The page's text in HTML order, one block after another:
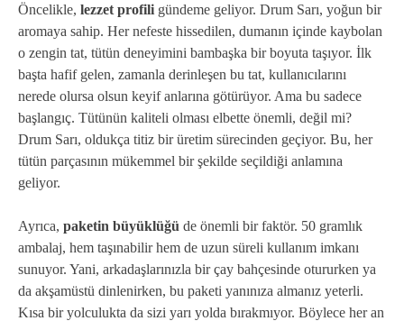
Öncelikle, lezzet profili gündeme geliyor. Drum Sarı, yoğun bir
aromaya sahip. Her nefeste hissedilen, dumanın içinde kaybolan
o zengin tat, tütün deneyimini bambaşka bir boyuta taşıyor. İlk
başta hafif gelen, zamanla derinleşen bu tat, kullanıcılarını
nerede olursa olsun keyif anlarına götürüyor. Ama bu sadece
başlangıç. Tütünün kaliteli olması elbette önemli, değil mi?
Drum Sarı, oldukça titiz bir üretim sürecinden geçiyor. Bu, her
tütün parçasının mükemmel bir şekilde seçildiği anlamına
geliyor.
Ayrıca, paketin büyüklüğü de önemli bir faktör. 50 gramlık
ambalaj, hem taşınabilir hem de uzun süreli kullanım imkanı
sunuyor. Yani, arkadaşlarınızla bir çay bahçesinde otururken ya
da akşamüstü dinlenirken, bu paketi yanınıza almanız yeterli.
Kısa bir yolculukta da sizi yarı yolda bırakmıyor. Böylece her an